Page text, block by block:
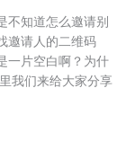
不知道怎么邀请别
邀请人的二维码
一片空白啊？为什
我们来给大家分享